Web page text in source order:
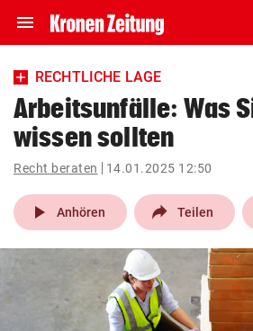
menu Navigation
ein-/ausklappen
account_circle Anmelden
pin_drop
Wien
bookmark
Suchbegriff
eingeben
RECHTLICHE LAGE
Arbeitsunfälle: Was
wissen sollten
Recht beraten 14.01.2025 12:50
play_arrow Anhören Teilen